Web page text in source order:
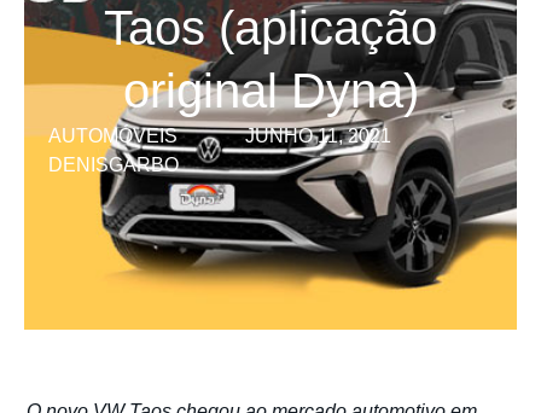
Taos (aplicação
original Dyna)
AUTOMÓVEIS
JUNHO 11, 2021
DENISGARBO